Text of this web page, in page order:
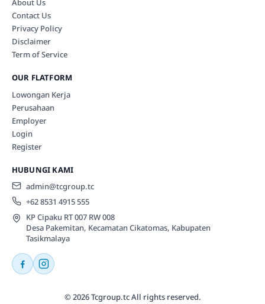
About Us
Contact Us
Privacy Policy
Disclaimer
Term of Service
OUR FLATFORM
Lowongan Kerja
Perusahaan
Employer
Login
Register
HUBUNGI KAMI
admin@tcgroup.tc
+62 8531 4915 555
KP Cipaku RT 007 RW 008
Desa Pakemitan, Kecamatan Cikatomas, Kabupaten
Tasikmalaya
© 2026 Tcgroup.tc All rights reserved.